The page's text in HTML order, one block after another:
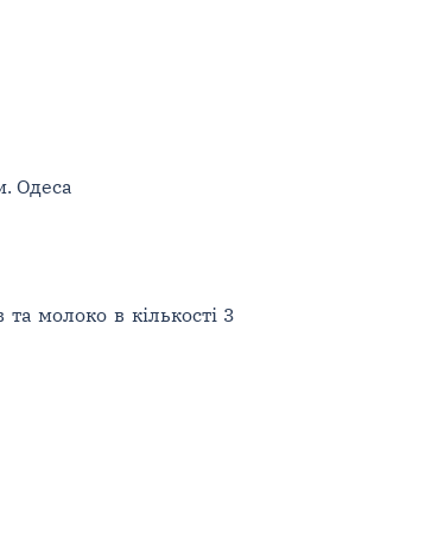
Одеса
молоко в кількості 3